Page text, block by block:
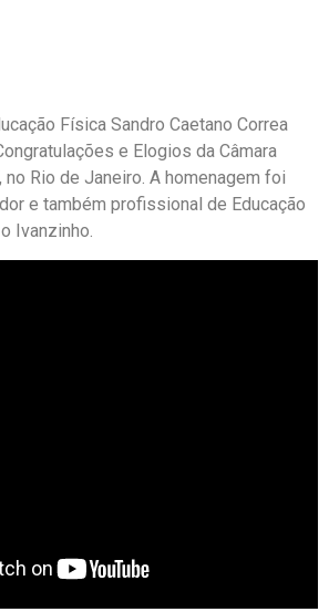
Física Sandro Caetano Correa
e Elogios da Câmara
Rio de Janeiro. A homenagem foi
e também profissional de Educação
Ivanzinho.